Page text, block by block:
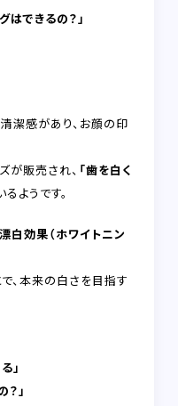
はできるの？」
潔感があり、お顔の印
が販売され、 「歯を白く
ようです。
白効果（ホワイトニン
、本来の白さを目指す
」
」